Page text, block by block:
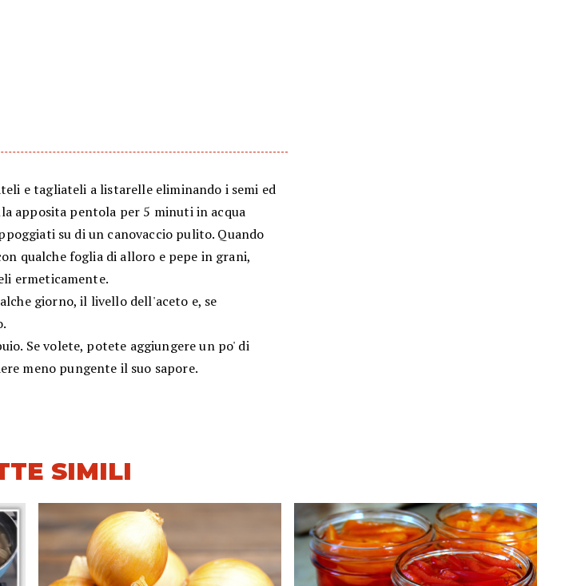
e tagliateli a listarelle eliminando i semi ed
apposita pentola per 5 minuti in acqua
su di un canovaccio pulito. Quando
qualche foglia di alloro e pepe in grani,
ermeticamente.
giorno, il livello dell'aceto e, se
Se volete, potete aggiungere un po' di
meno pungente il suo sapore.
SIMILI